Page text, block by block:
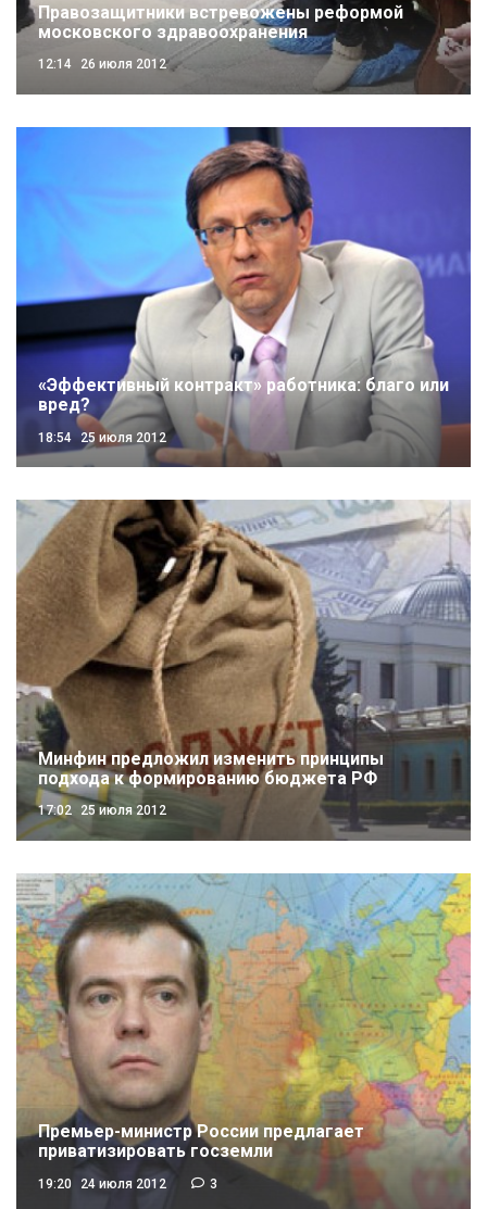
Правозащитники встревожены реформой
московского здравоохранения
12:14 26 июля 2012
«Эффективный контракт» работника: благо или
вред?
18:54 25 июля 2012
Минфин предложил изменить принципы
подхода к формированию бюджета РФ
17:02 25 июля 2012
Премьер-министр России предлагает
приватизировать госземли
19:20 24 июля 2012 3